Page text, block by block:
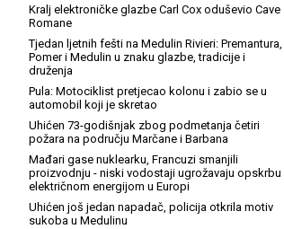
Kralj elektroničke glazbe Carl Cox oduševio Cave
Romane
Tjedan ljetnih fešti na Medulin Rivieri: Premantura,
Pomer i Medulin u znaku glazbe, tradicije i
druženja
Pula: Motociklist pretjecao kolonu i zabio se u
automobil koji je skretao
Uhićen 73-godišnjak zbog podmetanja četiri
požara na području Marčane i Barbana
Mađari gase nuklearku, Francuzi smanjili
proizvodnju - niski vodostaji ugrožavaju opskrbu
električnom energijom u Europi
Uhićen još jedan napadač, policija otkrila motiv
sukoba u Medulinu